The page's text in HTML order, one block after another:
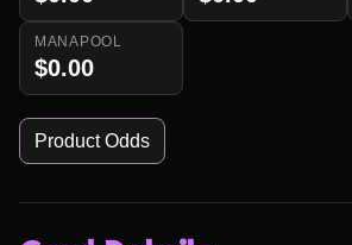
MANAPOOL
$0.00
Product Odds